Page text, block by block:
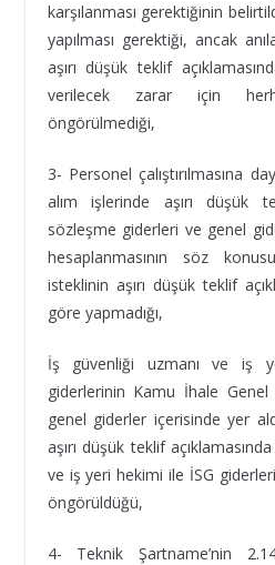
karşılanması gerektiğinin
yapılması gerektiği, ancak
aşırı düşük teklif
verilecek zarar için
öngörülmediği,
3- Personel çalıştırılmasına
alım işlerinde aşırı düşük
sözleşme giderleri ve genel
hesaplanmasının söz
isteklinin aşırı düşük teklif
göre yapmadığı,
İş güvenliği uzmanı ve iş
giderlerinin Kamu İhale Genel
genel giderler içerisinde yer
aşırı düşük teklif
ve iş yeri hekimi ile İSG
öngörüldüğü,
4- Teknik Şartname’nin